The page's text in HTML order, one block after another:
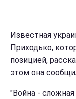
Известная
Приходько,
позицией,
этом она
"Война -